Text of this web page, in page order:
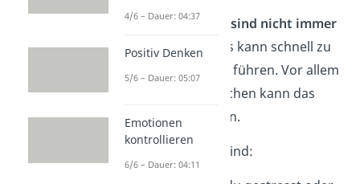
Nonverbale Signale sind nicht immer
eindeutig— und das kann schnell zu
Missverständnissen
führen. Vor allem
in wichtigen Gesprächen kann das
zum Problem werden.
Typische Ursachen sind:
4/6 – Dauer: 04:37
Positiv Denken
5/6 – Dauer: 05:07
Emotionen
kontrollieren
6/6 – Dauer: 04:11